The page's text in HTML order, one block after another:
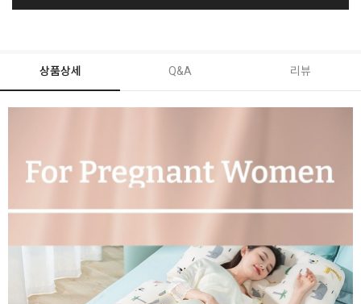
상품상세 Q&A 리뷰